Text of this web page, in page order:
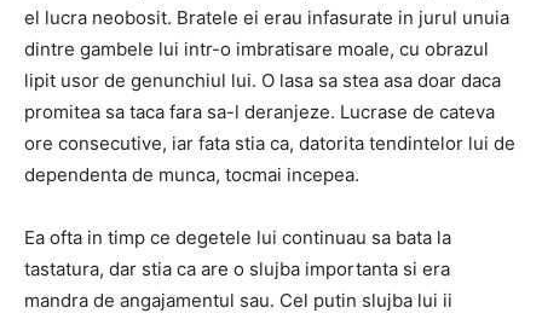
el lucra neobosit. Bratele ei erau infasurate in jurul unuia
dintre gambele lui intr-o imbratisare moale, cu obrazul
lipit usor de genunchiul lui. O lasa sa stea asa doar daca
promitea sa taca fara sa-l deranjeze. Lucrase de cateva
ore consecutive, iar fata stia ca, datorita tendintelor lui de
dependenta de munca, tocmai incepea.
Ea ofta in timp ce degetele lui continuau sa bata la
tastatura, dar stia ca are o slujba importanta si era
mandra de angajamentul sau. Cel putin slujba lui ii